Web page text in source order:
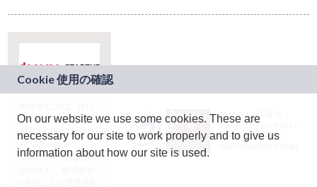
ドコモグループの新
規事業創出プログラ
ム「docomo
STARTUP」を通じて
JASRAC許諾番号：
9024936001Y45037
JASRAC許諾番号：
On our website we use some cookies. These are
necessary for our site to work properly and to give us
information about how our site is used.